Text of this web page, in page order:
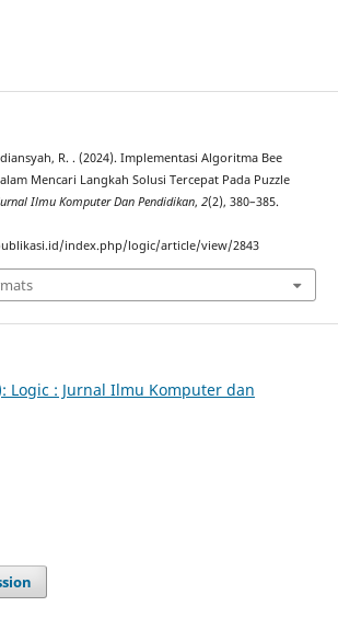
R. . (2024). Implementasi Algoritma Bee
Mencari Langkah Solusi Tercepat Pada Puzzle
Ilmu Komputer Dan Pendidikan, 2(2), 380–385.
index.php/logic/article/view/2843
Logic : Jurnal Ilmu Komputer dan